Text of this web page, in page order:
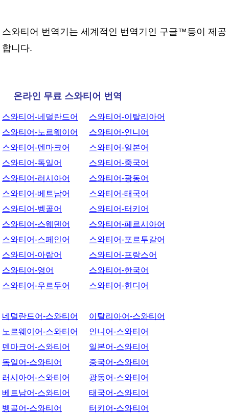
스와티어 번역기는 세계적인 번역기인 구글™등이 제공
합니다.
온라인 무료 스와티어 번역
스와티어-네덜란드어
스와티어-노르웨이어
스와티어-덴마크어
스와티어-독일어
스와티어-러시아어
스와티어-베트남어
스와티어-벵골어
스와티어-스웨덴어
스와티어-스페인어
스와티어-아랍어
스와티어-영어
스와티어-우르두어
스와티어-이탈리아어
스와티어-인니어
스와티어-일본어
스와티어-중국어
스와티어-광동어
스와티어-태국어
스와티어-터키어
스와티어-페르시아어
스와티어-포르투갈어
스와티어-프랑스어
스와티어-한국어
스와티어-힌디어
네덜란드어-스와티어
노르웨이어-스와티어
덴마크어-스와티어
독일어-스와티어
러시아어-스와티어
베트남어-스와티어
벵골어-스와티어
이탈리아어-스와티어
인니어-스와티어
일본어-스와티어
중국어-스와티어
광동어-스와티어
태국어-스와티어
터키어-스와티어